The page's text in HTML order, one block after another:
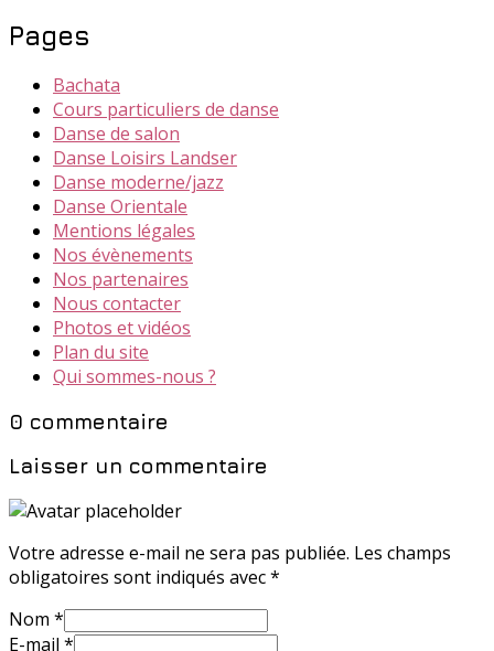
Pages
Bachata
Cours particuliers de danse
Danse de salon
Danse Loisirs Landser
Danse moderne/jazz
Danse Orientale
Mentions légales
Nos évènements
Nos partenaires
Nous contacter
Photos et vidéos
Plan du site
Qui sommes-nous ?
0 commentaire
Laisser un commentaire
Votre adresse e-mail ne sera pas publiée. Les champs
obligatoires sont indiqués avec*
Nom *
E-mail *